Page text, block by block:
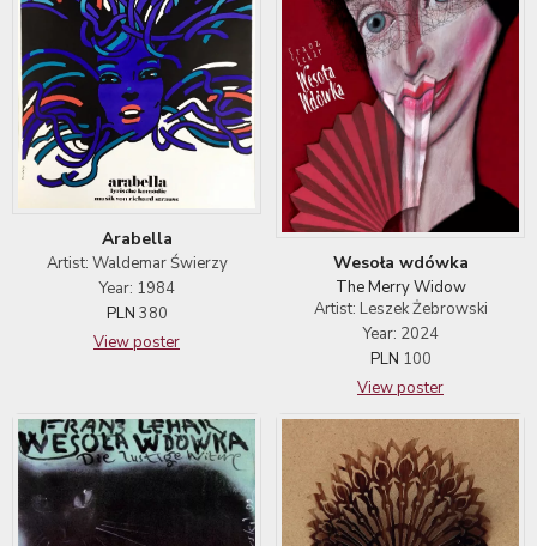
Arabella
Artist: Waldemar Świerzy
Year: 1984
PLN 380
View poster
Wesoła wdówka
The Merry Widow
Artist: Leszek Żebrowski
Year: 2024
PLN 100
View poster